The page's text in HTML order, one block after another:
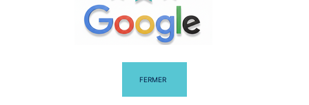
¿Cómo Hacer Rastas (bonitas)?
FERMER